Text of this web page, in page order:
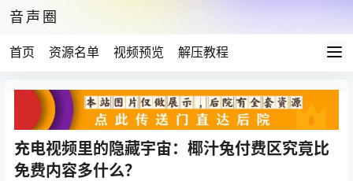
音声圈
首页 资源名单 视频预览 解压教程
充电视频里的隐藏宇宙：椰汁兔付费区究竟比
免费内容多什么？